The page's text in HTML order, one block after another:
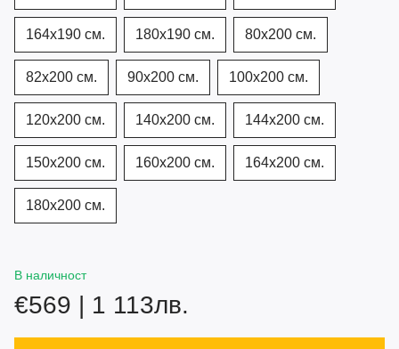
164x190 см. 180х190 см. 80х200 см.
82x200 см. 90x200 см. 100х200 см.
120х200 см. 140х200 см. 144х200 см.
150х200 см. 160х200 см. 164х200 см.
180х200 см.
В наличност
€569 | 1 113лв.